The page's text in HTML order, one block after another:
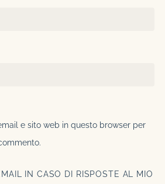
e sito web in questo browser per
IN CASO DI RISPOSTE AL MIO